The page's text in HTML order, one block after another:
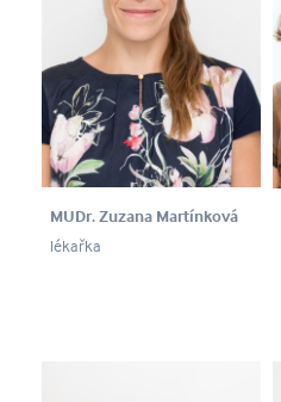
MUDr. Zuzana Martínková
lékařka